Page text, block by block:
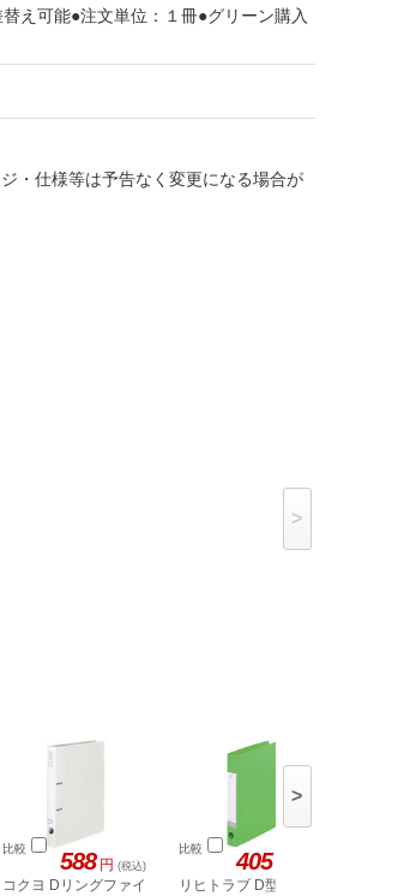
え可能●注文単位：１冊●グリーン購入
・仕様等は予告なく変更になる場合が
>
比較 588 円 (税込)
コクヨ Dリングファイ
比較 405
リヒトラブ D型リング
>